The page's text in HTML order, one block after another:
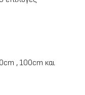
, 100cm και